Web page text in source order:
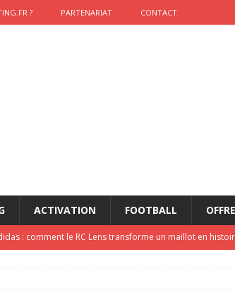
? PARTENARIAT CONTACT
ACTIVATION FOOTBALL
: comment le RC Lens transforme un maillot en